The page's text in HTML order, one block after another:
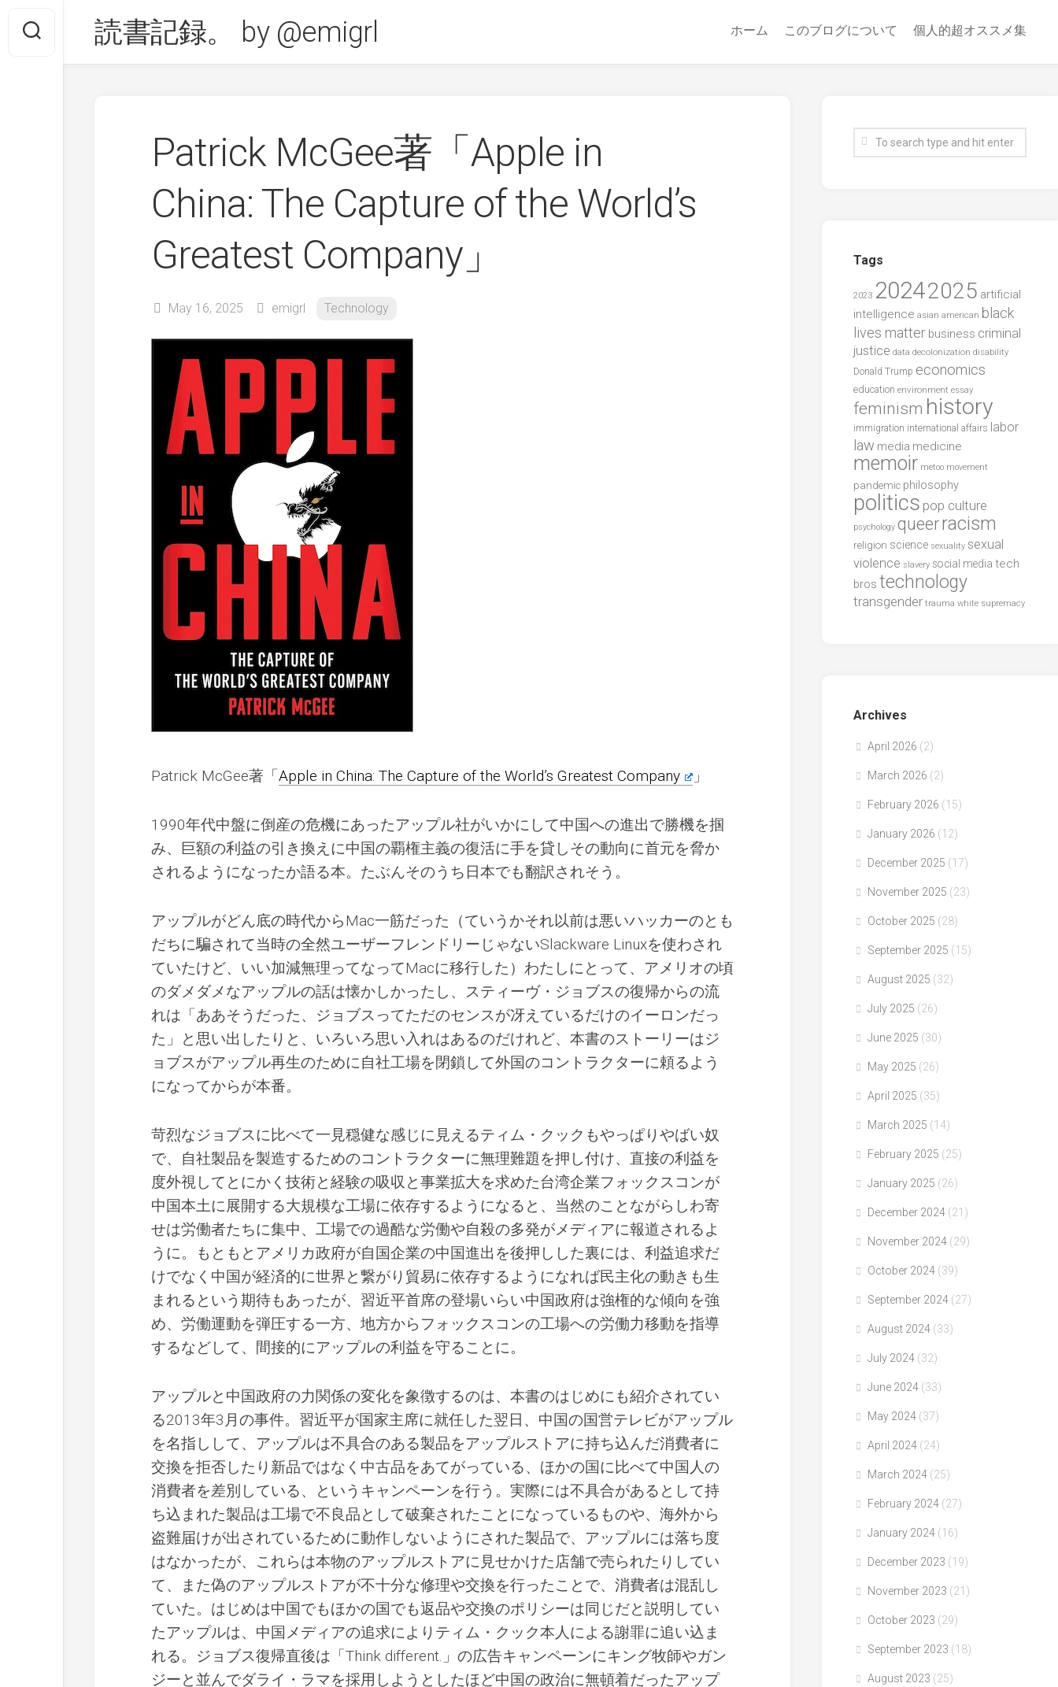
content
読書記録。 by @emigrl ホーム このブログについて 個人的超オススメ集
Patrick McGee著「Apple in
China: The Capture of the World’s
Greatest Company」
May 16, 2025 emigrl Technology
Patrick McGee著「Apple in China: The Capture of the World’s Greatest Company 」
1990年代中盤に倒産の危機にあったアップル社がいかにして中国への進出で勝機を掴
み、巨額の利益の引き換えに中国の覇権主義の復活に手を貸しその動向に首元を脅か
されるようになったか語る本。たぶんそのうち日本でも翻訳されそう。
アップルがどん底の時代からMac一筋だった（ていうかそれ以前は悪いハッカーのとも
だちに騙されて当時の全然ユーザーフレンドリーじゃないSlackware Linuxを使わされ
ていたけど、いい加減無理ってなってMacに移行した）わたしにとって、アメリオの頃
のダメダメなアップルの話は懐かしかったし、スティーヴ・ジョブスの復帰からの流
れは「ああそうだった、ジョブスってただのセンスが冴えているだけのイーロンだっ
た」と思い出したりと、いろいろ思い入れはあるのだけれど、本書のストーリーはジ
ョブスがアップル再生のために自社工場を閉鎖して外国のコントラクターに頼るよう
になってからが本番。
苛烈なジョブスに比べて一見穏健な感じに見えるティム・クックもやっぱりやばい奴
で、自社製品を製造するためのコントラクターに無理難題を押し付け、直接の利益を
度外視してとにかく技術と経験の吸収と事業拡大を求めた台湾企業フォックスコンが
中国本土に展開する大規模な工場に依存するようになると、当然のことながらしわ寄
せは労働者たちに集中、工場での過酷な労働や自殺の多発がメディアに報道されるよ
うに。もともとアメリカ政府が自国企業の中国進出を後押しした裏には、利益追求だ
けでなく中国が経済的に世界と繋がり貿易に依存するようになれば民主化の動きも生
まれるという期待もあったが、習近平首席の登場いらい中国政府は強権的な傾向を強
め、労働運動を弾圧する一方、地方からフォックスコンの工場への労働力移動を指導
するなどして、間接的にアップルの利益を守ることに。
アップルと中国政府の力関係の変化を象徴するのは、本書のはじめにも紹介されてい
る2013年3月の事件。習近平が国家主席に就任した翌日、中国の国営テレビがアップル
を名指しして、アップルは不具合のある製品をアップルストアに持ち込んだ消費者に
交換を拒否したり新品ではなく中古品をあてがっている、ほかの国に比べて中国人の
消費者を差別している、というキャンペーンを行う。実際には不具合があるとして持
ち込まれた製品は工場で不良品として破棄されたことになっているものや、海外から
盗難届けが出されているために動作しないようにされた製品で、アップルには落ち度
はなかったが、これらは本物のアップルストアに見せかけた店舗で売られたりしてい
て、また偽のアップルストアが不十分な修理や交換を行ったことで、消費者は混乱し
ていた。はじめは中国でもほかの国でも返品や交換のポリシーは同じだと説明してい
たアップルは、中国メディアの追求によりティム・クック本人による謝罪に追い込ま
れる。ジョブス復帰直後は「Think different.」の広告キャンペーンにキング牧師やガン
ジーと並んでダライ・ラマを採用しようとしたほど中国の政治に無頓着だったアップ
Tags
2023 20242025 artificial
intelligence asian american black
lives matter business criminal
justice data decolonization disability
Donald Trump economics
education environment essay
feminism history
immigration international affairs labor
law media medicine
memoir metoo movement
pandemic philosophy
politics pop culture
psychology queerracism
religion science sexuality sexual
violence slavery social media tech
bros technology
transgender trauma white supremacy
Archives
April 2026 (2)
March 2026 (2)
February 2026 (15)
January 2026 (12)
December 2025 (17)
November 2025 (23)
October 2025 (28)
September 2025 (15)
August 2025 (32)
July 2025 (26)
June 2025 (30)
May 2025 (26)
April 2025 (35)
March 2025 (14)
February 2025 (25)
January 2025 (26)
December 2024 (21)
November 2024 (29)
October 2024 (39)
September 2024 (27)
August 2024 (33)
July 2024 (32)
June 2024 (33)
May 2024 (37)
April 2024 (24)
March 2024 (25)
February 2024 (27)
January 2024 (16)
December 2023 (19)
November 2023 (21)
October 2023 (29)
September 2023 (18)
August 2023 (25)